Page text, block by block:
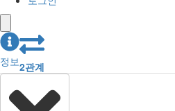
정보2관계